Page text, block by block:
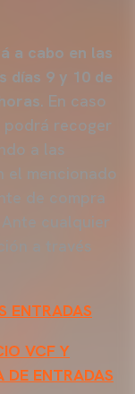
a cabo en las
días 9 y 10 de
. En caso
recoger
a las
el mencionado
de compra
Ante cualquier
a través
ENTRADAS
VCF Y
DE ENTRADAS